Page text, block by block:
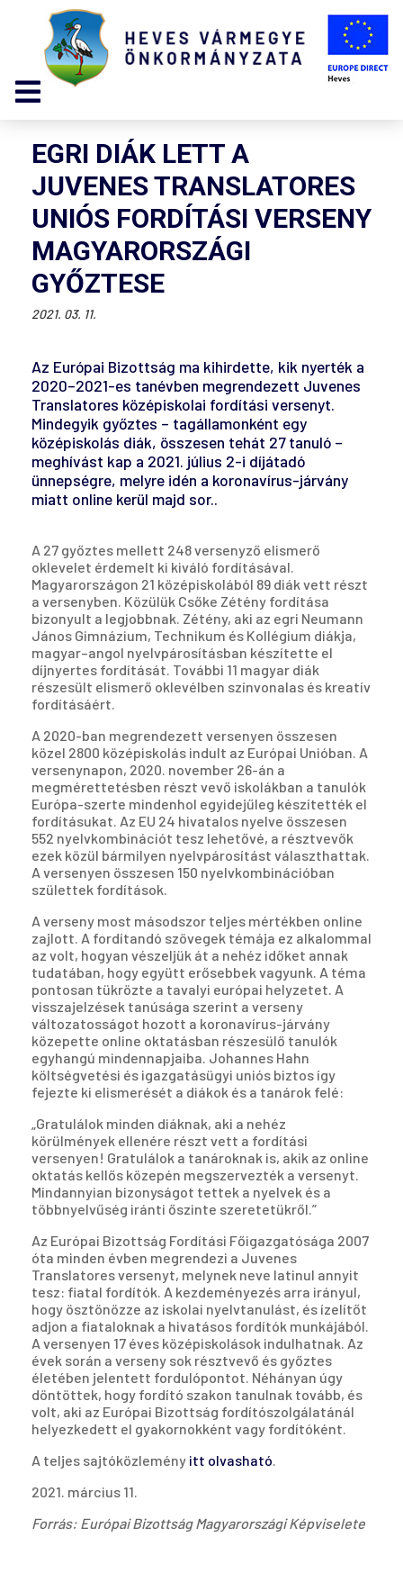
EGRI DIÁK LETT A
JUVENES TRANSLATORES
UNIÓS FORDÍTÁSI VERSENY
MAGYARORSZÁGI
GYŐZTESE
2021. 03. 11.
Az Európai Bizottság ma kihirdette, kik nyerték a
2020–2021-es tanévben megrendezett Juvenes
Translatores középiskolai fordítási versenyt.
Mindegyik győztes – tagállamonként egy
középiskolás diák, összesen tehát 27 tanuló –
meghívást kap a 2021. július 2-i díjátadó
ünnepségre, melyre idén a koronavírus-járvány
miatt online kerül majd sor..
A 27 győztes mellett 248 versenyző elismerő
oklevelet érdemelt ki kiváló fordításával.
Magyarországon 21 középiskolából 89 diák vett részt
a versenyben. Közülük Csőke Zétény fordítása
bizonyult a legjobbnak. Zétény, aki az egri Neumann
János Gimnázium, Technikum és Kollégium diákja,
magyar–angol nyelvpárosításban készítette el
díjnyertes fordítását. További 11 magyar diák
részesült elismerő oklevélben színvonalas és kreatív
fordításáért.
A 2020-ban megrendezett versenyen összesen
közel 2800 középiskolás indult az Európai Unióban. A
versenynapon, 2020. november 26-án a
megmérettetésben részt vevő iskolákban a tanulók
Európa-szerte mindenhol egyidejűleg készítették el
fordításukat. Az EU 24 hivatalos nyelve összesen
552 nyelvkombinációt tesz lehetővé, a résztvevők
ezek közül bármilyen nyelvpárosítást választhattak.
A versenyen összesen 150 nyelvkombinációban
születtek fordítások.
A verseny most másodszor teljes mértékben online
zajlott. A fordítandó szövegek témája ez alkalommal
az volt, hogyan vészeljük át a nehéz időket annak
tudatában, hogy együtt erősebbek vagyunk. A téma
pontosan tükrözte a tavalyi európai helyzetet. A
visszajelzések tanúsága szerint a verseny
változatosságot hozott a koronavírus-járvány
közepette online oktatásban részesülő tanulók
egyhangú mindennapjaiba. Johannes Hahn
költségvetési és igazgatásügyi uniós biztos így
fejezte ki elismerését a diákok és a tanárok felé:
„Gratulálok minden diáknak, aki a nehéz
körülmények ellenére részt vett a fordítási
versenyen! Gratulálok a tanároknak is, akik az online
oktatás kellős közepén megszervezték a versenyt.
Mindannyian bizonyságot tettek a nyelvek és a
többnyelvűség iránti őszinte szeretetükről.”
Az Európai Bizottság Fordítási Főigazgatósága 2007
óta minden évben megrendezi a Juvenes
Translatores versenyt, melynek neve latinul annyit
tesz: fiatal fordítók. A kezdeményezés arra irányul,
hogy ösztönözze az iskolai nyelvtanulást, és ízelítőt
adjon a fiataloknak a hivatásos fordítók munkájából.
A versenyen 17 éves középiskolások indulhatnak. Az
évek során a verseny sok résztvevő és győztes
életében jelentett fordulópontot. Néhányan úgy
döntöttek, hogy fordító szakon tanulnak tovább, és
volt, aki az Európai Bizottság fordítószolgálatánál
helyezkedett el gyakornokként vagy fordítóként.
A teljes sajtóközlemény itt olvasható.
2021. március 11.
Forrás: Európai Bizottság Magyarországi Képviselete